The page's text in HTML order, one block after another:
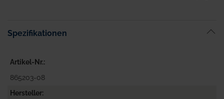
Spezifikationen
Artikel-Nr.
865203-08
Hersteller